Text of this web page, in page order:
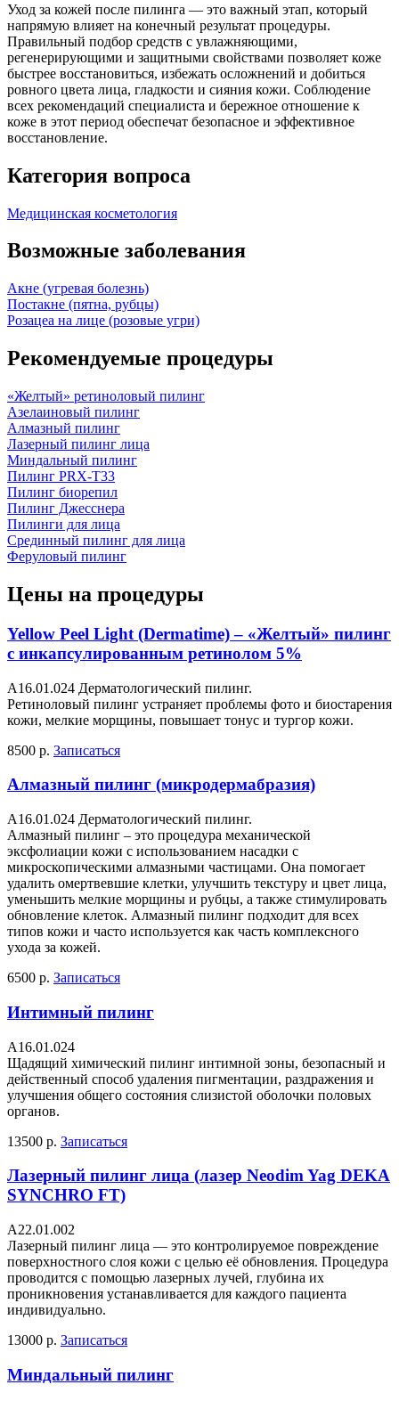
Уход за кожей после пилинга — это важный этап, который
напрямую влияет на конечный результат процедуры.
Правильный подбор средств с увлажняющими,
регенерирующими и защитными свойствами позволяет коже
быстрее восстановиться, избежать осложнений и добиться
ровного цвета лица, гладкости и сияния кожи. Соблюдение
всех рекомендаций специалиста и бережное отношение к
коже в этот период обеспечат безопасное и эффективное
восстановление.
Категория вопроса
Медицинская косметология
Возможные заболевания
Акне (угревая болезнь)
Постакне (пятна, рубцы)
Розацеа на лице (розовые угри)
Рекомендуемые процедуры
«Желтый» ретиноловый пилинг
Азелаиновый пилинг
Алмазный пилинг
Лазерный пилинг лица
Миндальный пилинг
Пилинг PRX-T33
Пилинг биорепил
Пилинг Джесснера
Пилинги для лица
Срединный пилинг для лица
Феруловый пилинг
Цены на процедуры
Yellow Peel Light (Dermatime) – «Желтый» пилинг
с инкапсулированным ретинолом 5%
A16.01.024 Дерматологический пилинг.
Ретиноловый пилинг устраняет проблемы фото и биостарения
кожи, мелкие морщины, повышает тонус и тургор кожи.
8500 р. Записаться
Алмазный пилинг (микродермабразия)
A16.01.024 Дерматологический пилинг.
Алмазный пилинг – это процедура механической
эксфолиации кожи с использованием насадки с
микроскопическими алмазными частицами. Она помогает
удалить омертвевшие клетки, улучшить текстуру и цвет лица,
уменьшить мелкие морщины и рубцы, а также стимулировать
обновление клеток. Алмазный пилинг подходит для всех
типов кожи и часто используется как часть комплексного
ухода за кожей.
6500 р. Записаться
Интимный пилинг
А16.01.024
Щадящий химический пилинг интимной зоны, безопасный и
действенный способ удаления пигментации, раздражения и
улучшения общего состояния слизистой оболочки половых
органов.
13500 р. Записаться
Лазерный пилинг лица (лазер Neodim Yag DEKA
SYNCHRO FT)
A22.01.002
Лазерный пилинг лица — это контролируемое повреждение
поверхностного слоя кожи с целью её обновления. Процедура
проводится с помощью лазерных лучей, глубина их
проникновения устанавливается для каждого пациента
индивидуально.
13000 р. Записаться
Миндальный пилинг